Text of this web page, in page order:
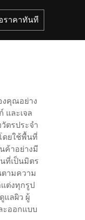
ราคาทันที
งคุณอย่าง
และเจล
ตรประจำ
ดยใช้พื้นที่
ค้าอย่างมี
ที่เป็นมิตร
ามความ
ต่งทุกรูป
แลผิว ผู้
ะออกแบบ